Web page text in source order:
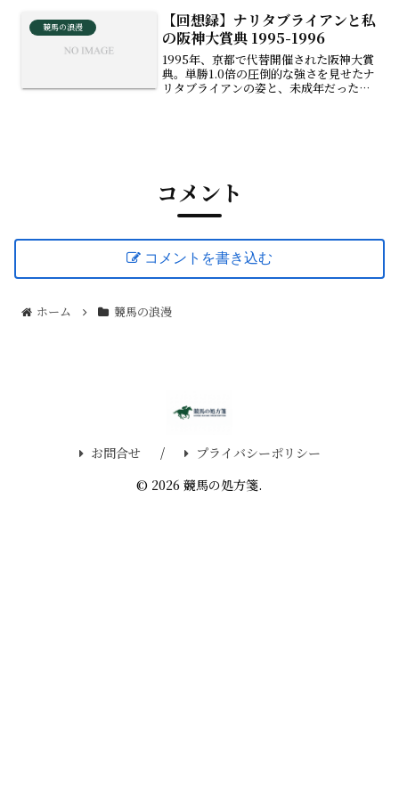
い、コントレイルとのライバル関係の第
二章に迫ります。
競馬の浪漫
【回想録】ナリタブライアンと私
の阪神大賞典 1995-1996
1995年、京都で代替開催された阪神大賞
典。単勝1.0倍の圧倒的な強さを見せたナ
リタブライアンの姿と、未成年だった私
コメント
コメントを書き込む
ホーム 競馬の浪漫
お問合せ
プライバシーポリシー
© 2026 競馬の処方箋.